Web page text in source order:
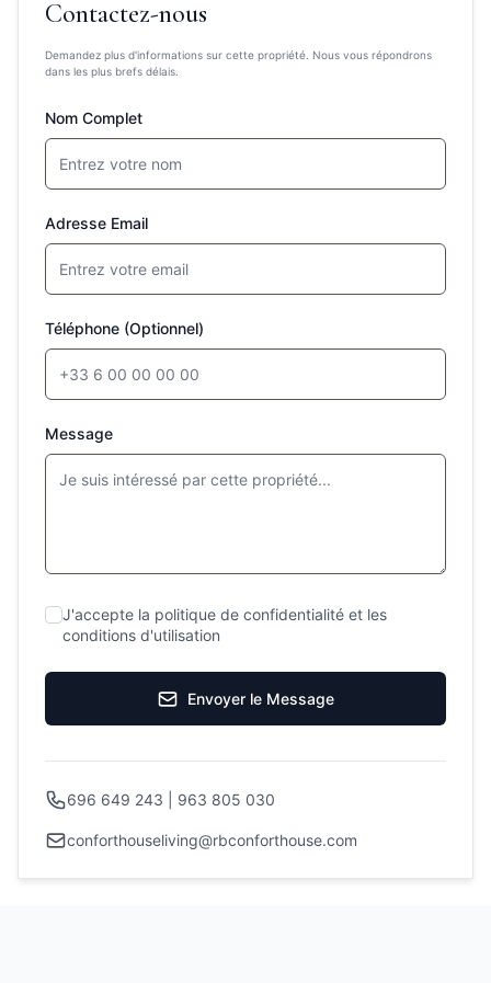
Contactez-nous
Demandez plus d'informations sur cette propriété. Nous vous répondrons
dans les plus brefs délais.
Nom Complet
Adresse Email
Téléphone (Optionnel)
Message
J'accepte la politique de confidentialité et les
conditions d'utilisation
Envoyer le Message
696 649 243 | 963 805 030
conforthouseliving@rbconforthouse.com